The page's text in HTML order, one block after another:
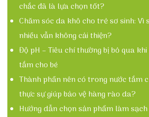
chắc đã là lựa chọn tốt?
Chăm sóc da khô cho trẻ sơ sinh: Vì
nhiều vẫn không cải thiện?
Độ pH – Tiêu chí thường bị bỏ qua
tắm cho bé
Thành phần nên có trong nước tắm
thực sự giúp bảo vệ hàng rào da?
Hướng dẫn chọn sản phẩm làm